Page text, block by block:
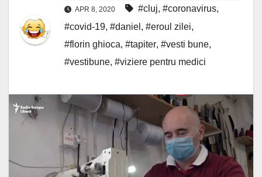
APR 8, 2020 #cluj, #coronavirus,
#covid-19, #daniel , #eroul zilei,
#florin ghioca, #tapiter, #vesti bune,
#vestibune, #viziere pentru medici